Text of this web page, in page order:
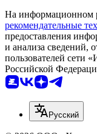
На информационном
рекомендательные
предоставления
и анализа сведений,
пользователей сети
Российской
Русский